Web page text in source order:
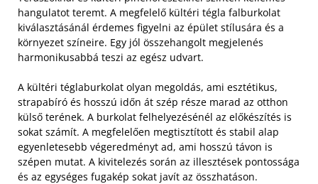
hangulatot teremt. A megfelelő kültéri tégla falburkolat
kiválasztásánál érdemes figyelni az épület stílusára és a
környezet színeire. Egy jól összehangolt megjelenés
harmonikusabbá teszi az egész udvart.
A kültéri téglaburkolat olyan megoldás, ami esztétikus,
strapabíró és hosszú időn át szép része marad az otthon
külső terének. A burkolat felhelyezésénél az előkészítés is
sokat számít. A megfelelően megtisztított és stabil alap
egyenletesebb végeredményt ad, ami hosszú távon is
szépen mutat. A kivitelezés során az illesztések pontossága
és az egységes fugakép sokat javít az összhatáson.